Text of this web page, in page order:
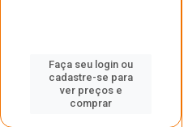
Faça seu login ou
cadastre-se para
ver preços e
comprar